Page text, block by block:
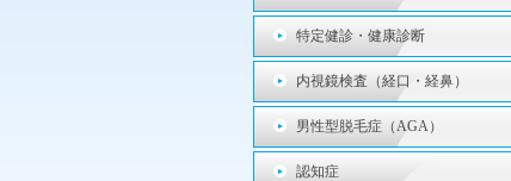
特定健診・健康診断
内視鏡検査（経口・経鼻）
男性型脱毛症（AGA）
認知症